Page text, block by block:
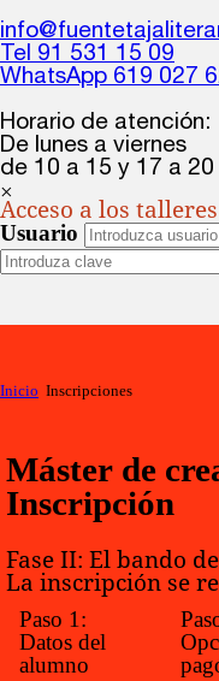
Tel 91 531 15 09
WhatsApp 619 027
Horario de atención:
De lunes a viernes
de 10 a 15 y 17 a 20
×
Acceso a los
Usuario
Inicio Inscripciones
Máster de
Inscripción
Fase II: El bando
La inscripción se
Paso 1:
Datos del
alumno